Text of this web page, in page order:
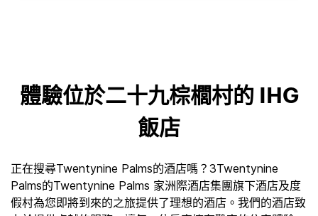
體驗位於二十九棕櫚村的 IHG
飯店
正在搜尋Twentynine Palms的酒店嗎？3Twentynine
Palms的Twentynine Palms 家洲際酒店集團旗下酒店及度
假村為您即將到來的之旅提供了理想的酒店。我們的酒店致